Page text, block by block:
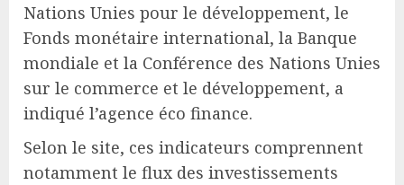
Nations Unies pour le développement, le
Fonds monétaire international, la Banque
mondiale et la Conférence des Nations Unies
sur le commerce et le développement, a
indiqué l’agence éco finance.
Selon le site, ces indicateurs comprennent
notamment le flux des investissements